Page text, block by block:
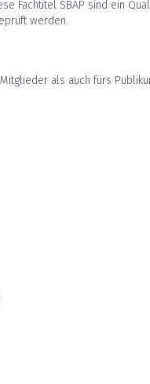
Fachtitel SBAP sind ein
werden.
als auch fürs